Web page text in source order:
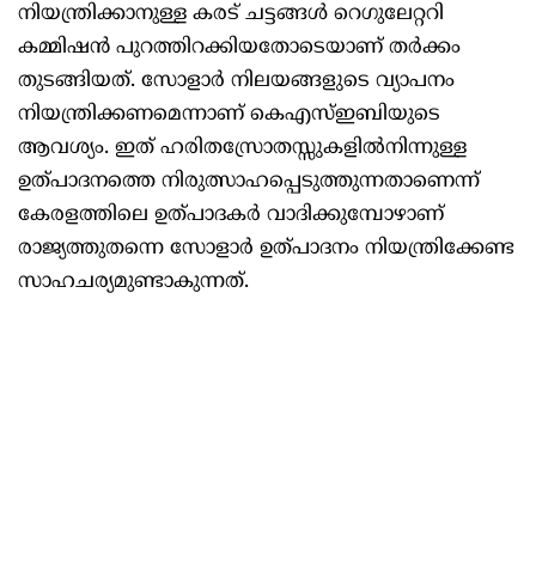
നിയന്ത്രിക്കാനുള്ള കരട് ചട്ടങ്ങള്‍ റെഗുലേറ്ററി
കമ്മിഷൻ പുറത്തിറക്കിയതോടെയാണ് തർക്കം
തുടങ്ങിയത്. സോളാർ നിലയങ്ങളുടെ വ്യാപനം
നിയന്ത്രിക്കണമെന്നാണ് കെഎസ്‌ഇബിയുടെ
ആവശ്യം. ഇത് ഹരിതസ്രോതസ്സുകളില്‍നിന്നുള്ള
ഉത്പാദനത്തെ നിരുത്സാഹപ്പെടുത്തുന്നതാണെന്ന്
കേരളത്തിലെ ഉത്പാദകർ വാദിക്കുമ്പോഴാണ്
രാജ്യത്തുതന്നെ സോളാർ ഉത്പാദനം നിയന്ത്രിക്കേണ്ട
സാഹചര്യമുണ്ടാകുന്നത്.